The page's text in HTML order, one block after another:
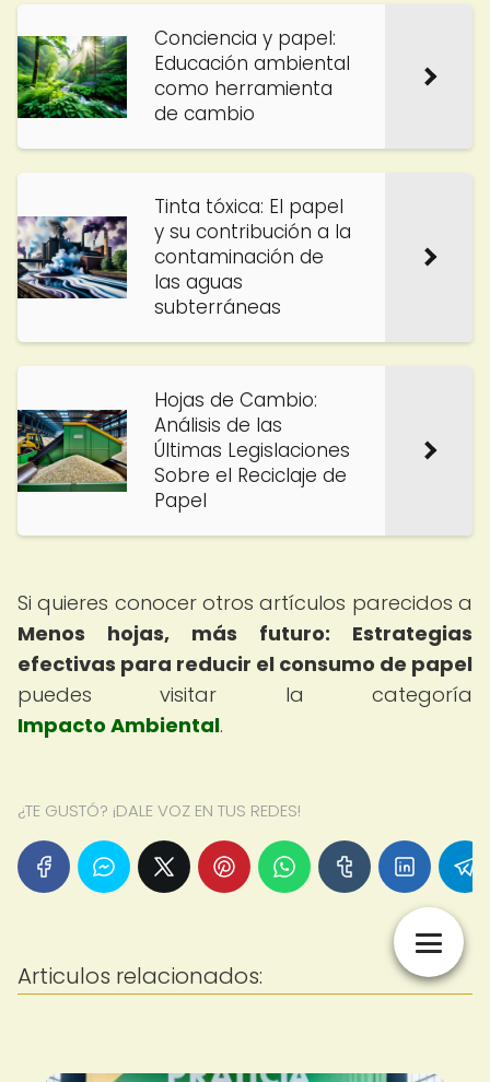
Conciencia y papel:
Educación ambiental
como herramienta
de cambio
Tinta tóxica: El papel
y su contribución a la
contaminación de
las aguas
subterráneas
Hojas de Cambio:
Análisis de las
Últimas Legislaciones
Sobre el Reciclaje de
Papel
Si quieres conocer otros artículos parecidos a
Menos hojas, más futuro: Estrategias
efectivas para reducir el consumo de papel
puedes visitar la categoría
Impacto Ambiental.
¿TE GUSTÓ? ¡DALE VOZ EN TUS REDES!
Articulos relacionados: